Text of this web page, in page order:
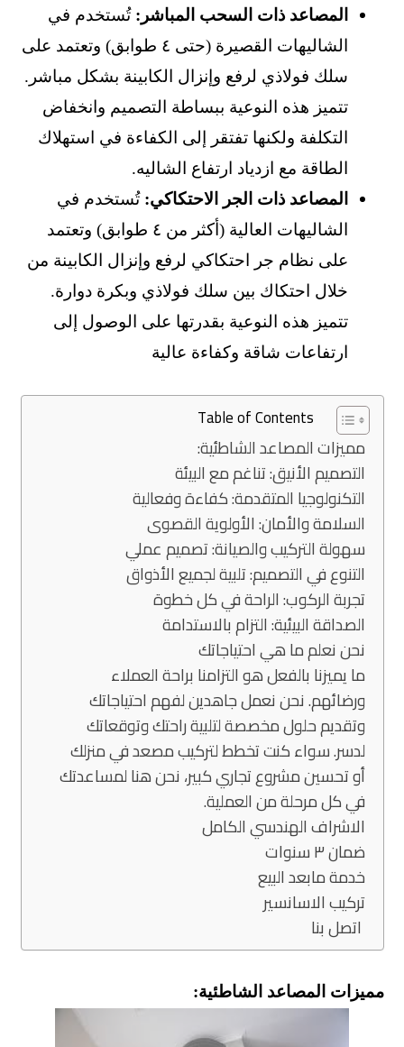
المصاعد ذات السحب المباشر: تُستخدم في
الشاليهات القصيرة (حتى ٤ طوابق) وتعتمد على
سلك فولاذي لرفع وإنزال الكابينة بشكل مباشر.
تتميز هذه النوعية ببساطة التصميم وانخفاض
التكلفة ولكنها تفتقر إلى الكفاءة في استهلاك
الطاقة مع ازدياد ارتفاع الشاليه.
المصاعد ذات الجر الاحتكاكي: تُستخدم في
الشاليهات العالية (أكثر من ٤ طوابق) وتعتمد
على نظام جر احتكاكي لرفع وإنزال الكابينة من
خلال احتكاك بين سلك فولاذي وبكرة دوارة.
تتميز هذه النوعية بقدرتها على الوصول إلى
ارتفاعات شاقة وكفاءة عالية
Table of Contents
مميزات المصاعد الشاطئية:
التصميم الأنيق: تناغم مع البيئة
التكنولوجيا المتقدمة: كفاءة وفعالية
السلامة والأمان: الأولوية القصوى
سهولة التركيب والصيانة: تصميم عملي
التنوع في التصميم: تلبية لجميع الأذواق
تجربة الركوب: الراحة في كل خطوة
الصداقة البيئية: التزام بالاستدامة
نحن نعلم ما هي احتياجاتك
ما يميزنا بالفعل هو التزامنا براحة العملاء
ورضائهم. نحن نعمل جاهدين لفهم احتياجاتك
وتقديم حلول مخصصة لتلبية راحتك وتوقعاتك
لدسر. سواء كنت تخطط لتركيب مصعد في منزلك
أو تحسين مشروع تجاري كبير، نحن هنا لمساعدتك
في كل مرحلة من العملية.
الاشراف الهندسي الكامل
ضمان ٣ سنوات
خدمة مابعد البيع
تركيب الاسانسير
اتصل بنا
مميزات المصاعد الشاطئية: